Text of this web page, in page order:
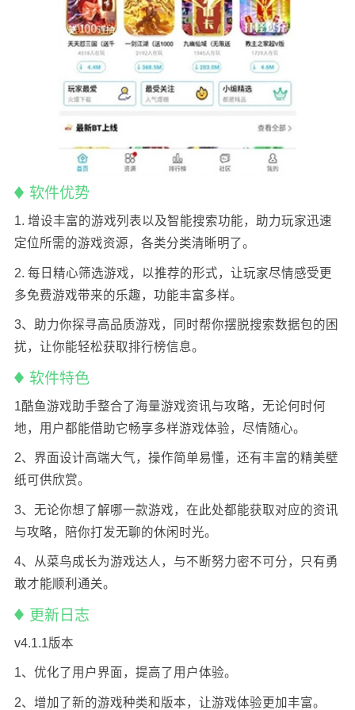
软件优势
1. 增设丰富的游戏列表以及智能搜索功能，助力玩家迅速
定位所需的游戏资源，各类分类清晰明了。
2. 每日精心筛选游戏，以推荐的形式，让玩家尽情感受更
多免费游戏带来的乐趣，功能丰富多样。
3、助力你探寻高品质游戏，同时帮你摆脱搜索数据包的困
扰，让你能轻松获取排行榜信息。
软件特色
1酷鱼游戏助手整合了海量游戏资讯与攻略，无论何时何
地，用户都能借助它畅享多样游戏体验，尽情随心。
2、界面设计高端大气，操作简单易懂，还有丰富的精美壁
纸可供欣赏。
3、无论你想了解哪一款游戏，在此处都能获取对应的资讯
与攻略，陪你打发无聊的休闲时光。
4、从菜鸟成长为游戏达人，与不断努力密不可分，只有勇
敢才能顺利通关。
更新日志
v4.1.1版本
1、优化了用户界面，提高了用户体验。
2、增加了新的游戏种类和版本，让游戏体验更加丰富。